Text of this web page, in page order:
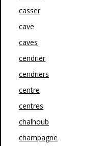
casser
cave
caves
cendrier
cendriers
centre
centres
chalhoub
champagne